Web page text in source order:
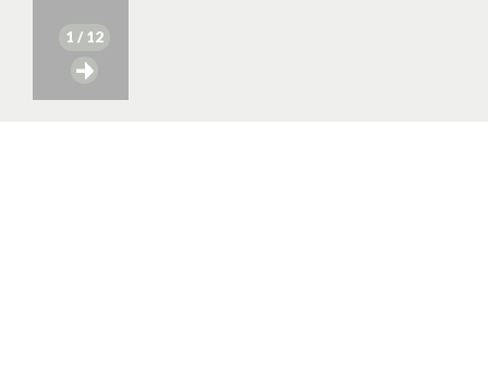
1 / 12